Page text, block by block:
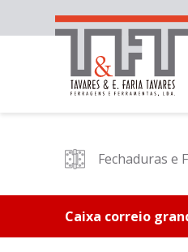
Fechaduras e
Caixa correio